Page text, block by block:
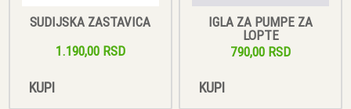
SUDIJSKA ZASTAVICA
1.190,00 RSD
KUPI
IGLA ZA PUMPE ZA
LOPTE
790,00 RSD
KUPI